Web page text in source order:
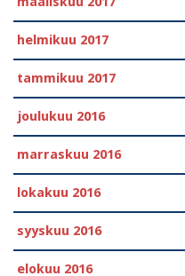
helmikuu 2017
tammikuu 2017
joulukuu 2016
marraskuu 2016
lokakuu 2016
syyskuu 2016
elokuu 2016